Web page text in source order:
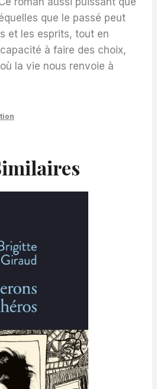
que le passé peut
et les esprits, tout en
à faire des choix,
la vie nous renvoie à